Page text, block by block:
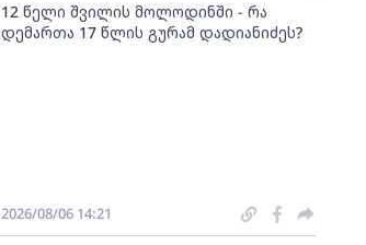
12 წელი შვილის მოლოდინში - რა
დემართა 17 წლის გურამ დადიანიძეს?
2026/08/06 14:21